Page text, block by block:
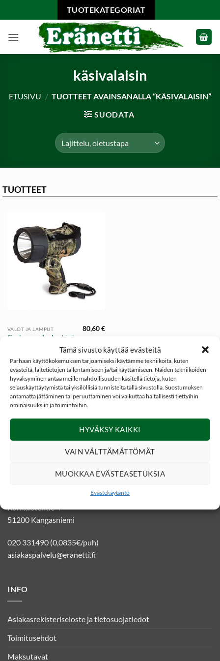
Tämä sivusto käyttää evästeitä
Parhaan käyttökokemuksen tarjoamiseksi käytämme tekniikoita, kuten
evästeitä, laitetietojen tallentamiseen ja/tai käyttämiseen. Näiden tekniikoiden
hyväksyminen antaa meille mahdollisuuden käsitellä tietoja, kuten
selauskäyttäytymistä tai yksilöllisiä tunnisteita tällä sivustolla. Suostumuksen
antamatta jättäminen tai peruuttaminen voi vaikuttaa haitallisesti tiettyihin
ominaisuuksiin ja toimintoihin.
HYVÄKSY KAIKKI
VAIN VÄLTTÄMÄTTÖMÄT
MUOKKAA EVÄSTEASETUKSIA
Evästekäytäntö
to
TUOTEKATEGORIAT
käsivalaisin
ETUSIVU / TUOTTEET AVAINSANALLA “KÄSIVALAISIN”
SUODATA
TUOTTEET
VALOT JA LAMPUT
Cyclops vedenkestävä
80,60€
SOSIAALINEN MEDIA
Kankaistentie 4
51200 Kangasniemi
020 331490 (0,0835€/puh)
asiakaspalvelu@eranetti.fi
INFO
Asiakasrekisteriseloste ja tietosuojatiedot
Toimitusehdot
Maksutavat